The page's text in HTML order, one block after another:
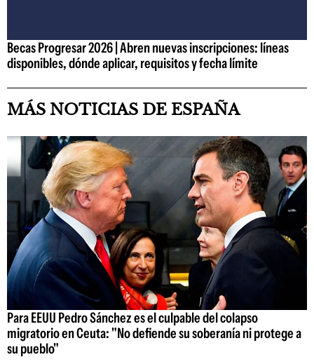
Becas Progresar 2026 | Abren nuevas inscripciones: líneas
disponibles, dónde aplicar, requisitos y fecha límite
MÁS NOTICIAS DE ESPAÑA
Para EEUU Pedro Sánchez es el culpable del colapso
migratorio en Ceuta: "No defiende su soberanía ni protege a
su pueblo"